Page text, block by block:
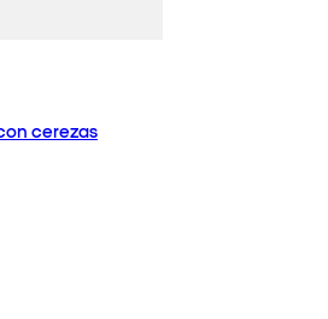
cerezas